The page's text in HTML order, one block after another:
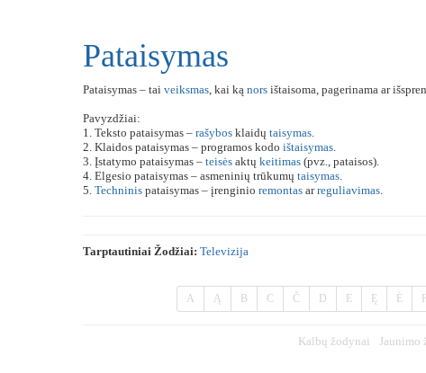
Pataisymas
Pataisymas – tai veiksmas, kai ką nors ištaisoma, pagerinama ar
Pavyzdžiai:
1. Teksto pataisymas – rašybos klaidų taisymas.
2. Klaidos pataisymas – programos kodo ištaisymas.
3. Įstatymo pataisymas – teisės aktų keitimas (pvz., pataisos).
4. Elgesio pataisymas – asmeninių trūkumų taisymas.
5. Techninis pataisymas – įrenginio remontas arreguliavimas.
Tarptautiniai Žodžiai: Televizija
A Ą B C Č D E Ę Ė F
Kalbų žodynai Jaunimo